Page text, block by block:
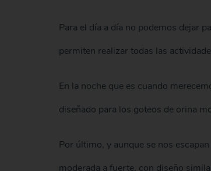
Para el día a día no podemos dejar
permiten realizar todas las
En la noche que es cuando
diseñado para los goteos de orina
Por último, y aunque se nos
moderada a fuerte, con diseño